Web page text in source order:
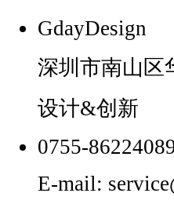
GdayDesign
深圳市南山区
设计&创新
0755-
E-mail: